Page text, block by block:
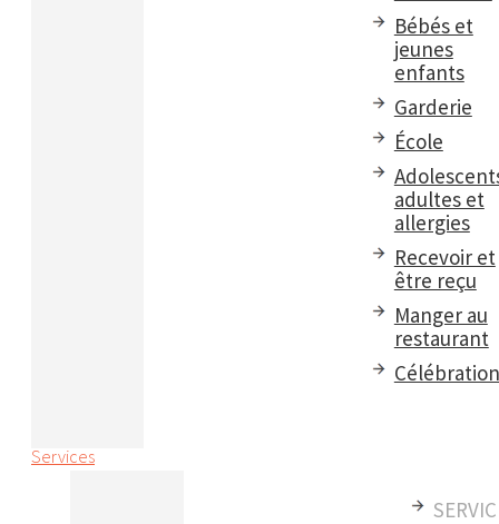
Bébés et
jeunes
enfants
Garderie
École
adultes et
allergies
Recevoir et
être reçu
Manger au
restaurant
Services